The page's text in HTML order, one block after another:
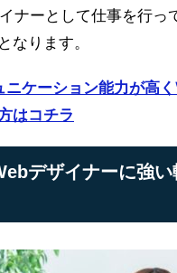
ナーとして仕事を行っ
なります。
ニケーション能力が高
はコチラ
デザイナーに強